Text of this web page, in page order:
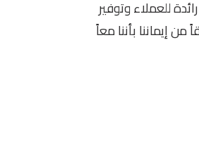
للعملاء وتوفير
إيماننا بأننا معاً